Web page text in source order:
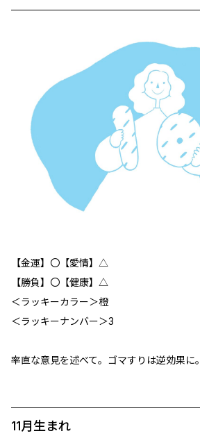
【金運】〇【愛情】△
【勝負】〇【健康】△
＜ラッキーカラー＞橙
＜ラッキーナンバー＞3
率直な意見を述べて。ゴマすりは逆効果に。
11月生まれ